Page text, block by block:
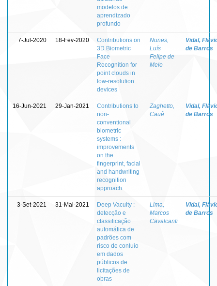
modelos de
aprendizado
profundo
7-Jul-2020 18-Fev-2020
Contributions on
3D Biometric
Face
Recognition for
point clouds in
low-resolution
devices
Nunes,
Luís
Felipe de
Melo
Vidal,
de Barros
16-Jun-2021 29-Jan-2021
Contributions to
non-
conventional
biometric
systems :
improvements
on the
fingerprint, facial
and handwriting
recognition
approach
Zaghetto,
Cauê
Vidal,
de Barros
3-Set-2021 31-Mai-2021
Deep Vacuity :
detecção e
classificação
automática de
padrões com
risco de conluio
em dados
públicos de
licitações de
obras
Lima,
Marcos
Cavalcanti
Vidal,
de Barros